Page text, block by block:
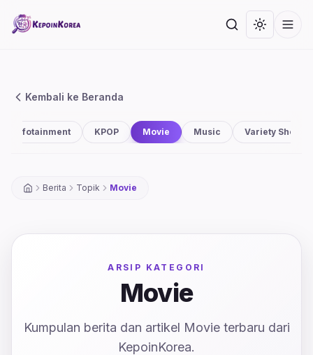
Cari Toggle
Kembali ke Beranda
Infotainment KPOP Movie Music Variety Show
Berita Topik Movie
ARSIP KATEGORI
Movie
Kumpulan berita dan artikel Movie terbaru dari
KepoinKorea.